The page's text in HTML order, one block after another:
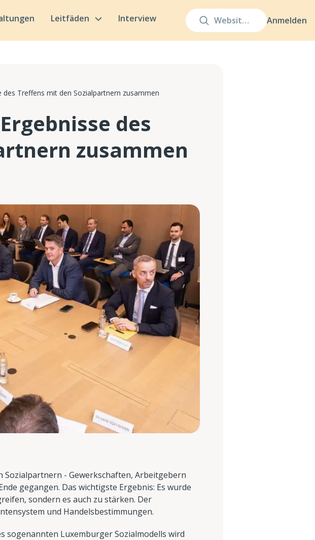
Anmelden
Leitfäden Interview
des Treffens mit den Sozialpartnern zusammen
des
zusammen
Sozialpartnern - Gewerkschaften, Arbeitgebern
gegangen. Das wichtigste Ergebnis: Es wurde
sondern es auch zu stärken. Der
und Handelsbestimmungen.
sogenannten Luxemburger Sozialmodells wird